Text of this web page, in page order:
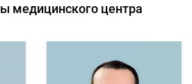
медицинского центра